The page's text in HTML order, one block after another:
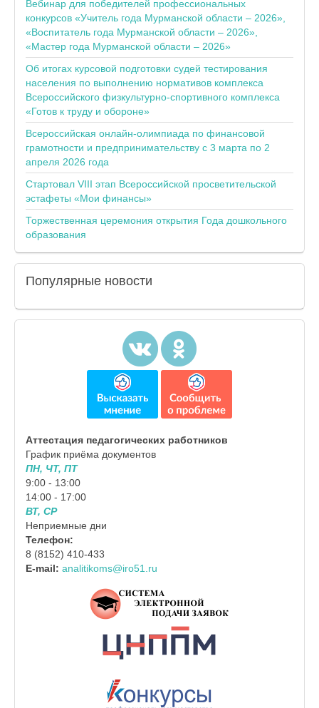
Вебинар для победителей профессиональных
конкурсов «Учитель года Мурманской области – 2026»,
«Воспитатель года Мурманской области – 2026»,
«Мастер года Мурманской области – 2026»
Об итогах курсовой подготовки судей тестирования
населения по выполнению нормативов комплекса
Всероссийского физкультурно-спортивного комплекса
«Готов к труду и обороне»
Всероссийская онлайн-олимпиада по финансовой
грамотности и предпринимательству с 3 марта по 2
апреля 2026 года
Стартовал VIII этап Всероссийской просветительской
эстафеты «Мои финансы»
Торжественная церемония открытия Года дошкольного
образования
Популярные новости
Аттестация педагогических работников
График приёма документов
ПН, ЧТ, ПТ
9:00 - 13:00
14:00 - 17:00
ВТ, СР
Неприемные дни
Телефон:
8 (8152) 410-433
E-mail: analitikoms@iro51.ru